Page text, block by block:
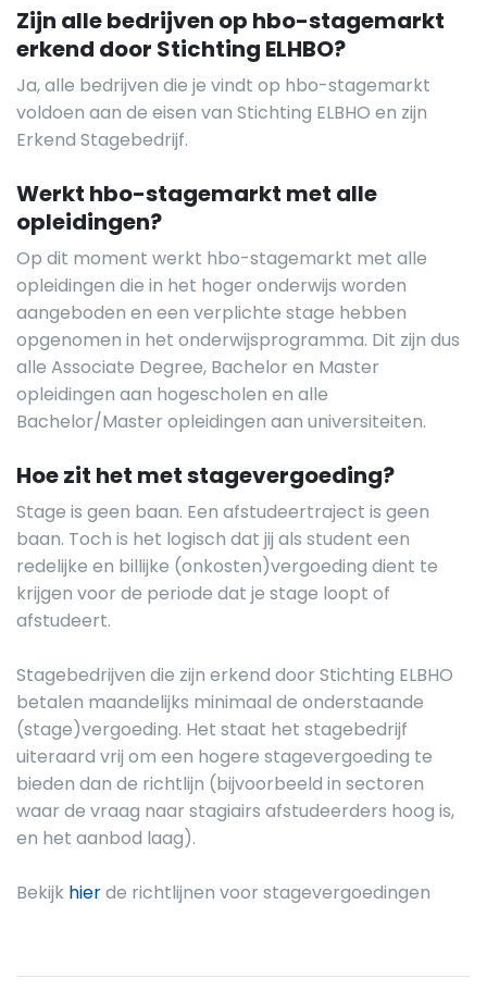
Zijn alle bedrijven op hbo-stagemarkt
erkend door Stichting ELHBO?
Ja, alle bedrijven die je vindt op hbo-stagemarkt
voldoen aan de eisen van Stichting ELBHO en zijn
Erkend Stagebedrijf.
Werkt hbo-stagemarkt met alle
opleidingen?
Op dit moment werkt hbo-stagemarkt met alle
opleidingen die in het hoger onderwijs worden
aangeboden en een verplichte stage hebben
opgenomen in het onderwijsprogramma. Dit zijn dus
alle Associate Degree, Bachelor en Master
opleidingen aan hogescholen en alle
Bachelor/Master opleidingen aan universiteiten.
Hoe zit het met stagevergoeding?
Stage is geen baan. Een afstudeertraject is geen
baan. Toch is het logisch dat jij als student een
redelijke en billijke (onkosten)vergoeding dient te
krijgen voor de periode dat je stage loopt of
afstudeert.
Stagebedrijven die zijn erkend door Stichting ELBHO
betalen maandelijks minimaal de onderstaande
(stage)vergoeding. Het staat het stagebedrijf
uiteraard vrij om een hogere stagevergoeding te
bieden dan de richtlijn (bijvoorbeeld in sectoren
waar de vraag naar stagiairs afstudeerders hoog is,
en het aanbod laag).
Bekijk hierde richtlijnen voor stagevergoedingen